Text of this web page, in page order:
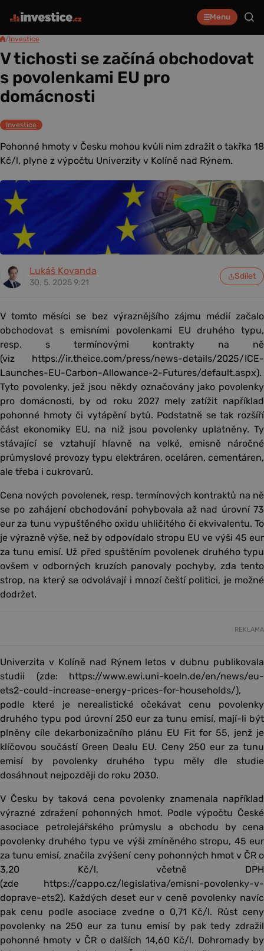
Menu
/Investice
V tichosti se začíná obchodovat
s povolenkami EU pro
domácnosti
Investice
Pohonné hmoty v Česku mohou kvůli nim zdražit o takřka 18
Kč/l, plyne z výpočtu Univerzity v Kolíně nad Rýnem.
Lukáš Kovanda
30. 5. 2025 9:21
Sdílet
V tomto měsíci se bez výraznějšího zájmu médií začalo
obchodovat s emisními povolenkami EU druhého typu,
resp. s termínovými kontrakty na ně
(viz https://ir.theice.com/press/news-details/2025/ICE-
Launches-EU-Carbon-Allowance-2-Futures/default.aspx).
Tyto povolenky, jež jsou někdy označovány jako povolenky
pro domácnosti, by od roku 2027 mely zatížit například
pohonné hmoty či vytápění bytů. Podstatně se tak rozšíří
část ekonomiky EU, na niž jsou povolenky uplatněny. Ty
stávající se vztahují hlavně na velké, emisně náročné
průmyslové provozy typu elektráren, oceláren, cementáren,
ale třeba i cukrovarů.
Cena nových povolenek, resp. termínových kontraktů na ně
se po zahájení obchodování pohybovala až nad úrovní 73
eur za tunu vypuštěného oxidu uhličitého či ekvivalentu. To
je výrazně výše, než by odpovídalo stropu EU ve výši 45 eur
za tunu emisí. Už před spuštěním povolenek druhého typu
ovšem v odborných kruzích panovaly pochyby, zda tento
strop, na který se odvolávají i mnozí čeští politici, je možné
dodržet.
REKLAMA
Univerzita v Kolíně nad Rýnem letos v dubnu publikovala
studii (zde: https://www.ewi.uni-koeln.de/en/news/eu-
ets2-could-increase-energy-prices-for-households/),
podle které je nerealistické očekávat cenu povolenky
druhého typu pod úrovní 250 eur za tunu emisí, mají-li být
plněny cíle dekarbonizačního plánu EU Fit for 55, jenž je
klíčovou součástí Green Dealu EU. Ceny 250 eur za tunu
emisí by povolenky druhého typu měly dle studie
dosáhnout nejpozději do roku 2030.
V Česku by taková cena povolenky znamenala například
výrazné zdražení pohonných hmot. Podle výpočtu České
asociace petrolejářského průmyslu a obchodu by cena
povolenky druhého typu ve výši zmíněného stropu, 45 eur
za tunu emisí, značila zvýšení ceny pohonných hmot v ČR o
3,20 Kč/l, včetně DPH
(zde https://cappo.cz/legislativa/emisni-povolenky-v-
doprave-ets2). Každých deset eur v ceně povolenky navíc
pak cenu podle asociace zvedne o 0,71 Kč/l. Růst ceny
povolenky na 250 eur za tunu emisí by pak tedy zdražil
pohonné hmoty v ČR o dalších 14,60 Kč/l. Dohromady by